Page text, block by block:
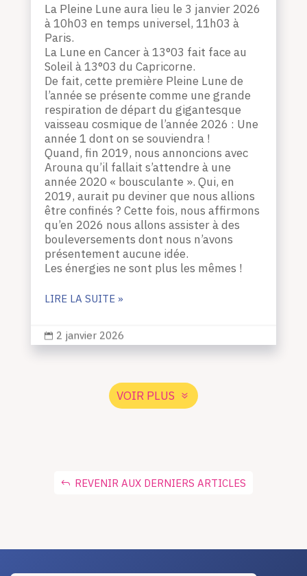
La Pleine Lune aura lieu le 3 janvier 2026
à 10h03 en temps universel, 11h03 à
Paris.
La Lune en Cancer à 13°03 fait face au
Soleil à 13°03 du Capricorne.
De fait, cette première Pleine Lune de
l’année se présente comme une grande
respiration de départ du gigantesque
vaisseau cosmique de l’année 2026 : Une
année 1 dont on se souviendra !
Quand, fin 2019, nous annoncions avec
Arouna qu’il fallait s’attendre à une
année 2020 « bousculante ». Qui, en
2019, aurait pu deviner que nous allions
être confinés ? Cette fois, nous affirmons
qu’en 2026 nous allons assister à des
bouleversements dont nous n’avons
présentement aucune idée.
Les énergies ne sont plus les mêmes !
LIRE LA SUITE »
 2 janvier 2026
VOIR PLUS
REVENIR AUX DERNIERS ARTICLES